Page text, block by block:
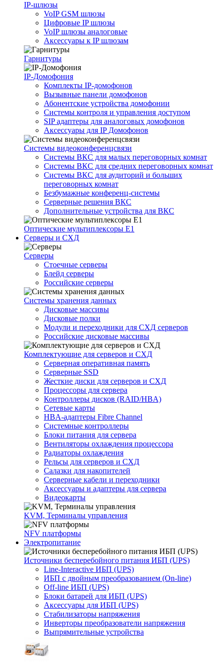
IP-шлюзы
VoIP GSM шлюзы
Цифровые IP шлюзы
VoIP шлюзы аналоговые
Аксессуары к IP шлюзам
Гарнитуры
IP-Домофония
Комплекты IP-домофонов
Вызывные панели домофонов
Абонентские устройства домофонии
Системы контроля и управления доступом
SIP адаптеры для аналоговых домофонов
Аксессуары для IP Домофонов
Системы видеоконференцсвязи
Системы ВКС для малых переговорных комнат
Системы ВКС для средних переговорных комнат
Системы ВКС для аудиторий и больших
переговорных комнат
Безбумажные конференц-системы
Серверные решения ВКС
Дополнительные устройства для ВКС
Оптические мультиплексоры Е1
Серверы и СХД
Серверы
Стоечные серверы
Блейд серверы
Российские серверы
Системы хранения данных
Дисковые массивы
Дисковые полки
Модули и переходники для СХД серверов
Российские дисковые массивы
Комплектующие для серверов и СХД
Серверная оперативная память
Серверные SSD
Жесткие диски для серверов и СХД
Процессоры для сервера
Контроллеры дисков (RAID/HBA)
Сетевые карты
HBA-адаптеры Fibre Channel
Системные контроллеры
Блоки питания для сервера
Вентиляторы охлаждения процессора
Радиаторы охлаждения
Рельсы для серверов и СХД
Салазки для накопителей
Серверные кабели и переходники
Аксессуары и адаптеры для сервера
Видеокарты
KVM, Терминалы управления
NFV платформы
Электропитание
Источники бесперебойного питания ИБП (UPS)
Line-Interactive ИБП (UPS)
ИБП с двойным преобразованием (On-line)
Off-line ИБП (UPS)
Блоки батарей для ИБП (UPS)
Аксессуары для ИБП (UPS)
Стабилизаторы напряжения
Инверторы преобразователи напряжения
Выпрямительные устройства